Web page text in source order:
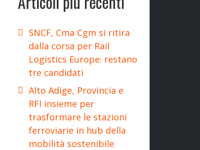
SNCF, Cma Cgm si ritira
dalla corsa per Rail
Logistics Europe: restano
tre candidati
Alto Adige, Provincia e
RFI insieme per
trasformare le stazioni
ferroviarie in hub della
mobilità sostenibile